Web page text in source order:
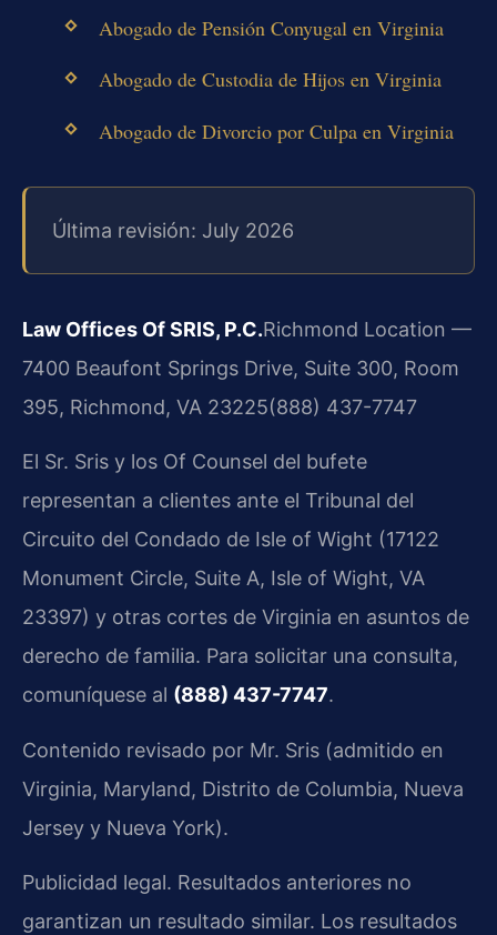
Abogado de Pensión Conyugal en Virginia
Abogado de Custodia de Hijos en Virginia
Abogado de Divorcio por Culpa en Virginia
Última revisión: July 2026
Law Offices Of SRIS, P.C.Richmond Location —
7400 Beaufont Springs Drive, Suite 300, Room
395, Richmond, VA 23225(888) 437-7747
El Sr. Sris y los Of Counsel del bufete
representan a clientes ante el Tribunal del
Circuito del Condado de Isle of Wight (17122
Monument Circle, Suite A, Isle of Wight, VA
23397) y otras cortes de Virginia en asuntos de
derecho de familia. Para solicitar una consulta,
comuníquese al (888) 437-7747.
Contenido revisado por Mr. Sris (admitido en
Virginia, Maryland, Distrito de Columbia, Nueva
Jersey y Nueva York).
Publicidad legal. Resultados anteriores no
garantizan un resultado similar. Los resultados